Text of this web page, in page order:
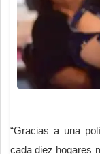
“Gracias a una
cada diez hogares